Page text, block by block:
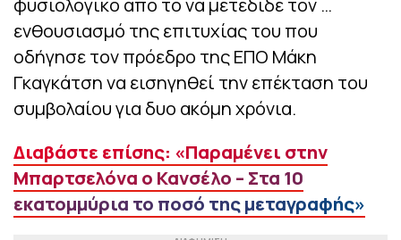
φυσιολογικό από το να μετέδιδε τον …
ενθουσιασμό της επιτυχίας του που
οδήγησε τον πρόεδρο της ΕΠΟ Μάκη
Γκαγκάτση να εισηγηθεί την επέκταση του
συμβολαίου για δυο ακόμη χρόνια.
Διαβάστε επίσης: «Παραμένει στην
Μπαρτσελόνα ο Κανσέλο – Στα 10
εκατομμύρια το ποσό της μεταγραφής»